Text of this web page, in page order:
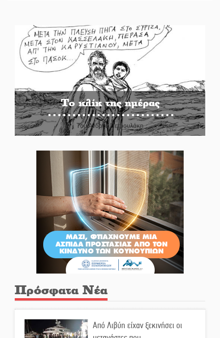
Το κλίκ της ημέρας
Του Ανδρέα Πετρουλάκη
Πρόσφατα Νέα
Από Λιβύη είχαν ξεκινήσει οι